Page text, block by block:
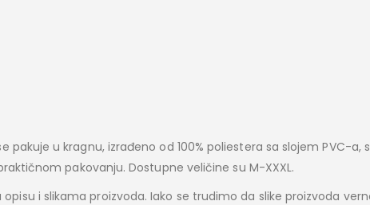
pakuje u kragnu, izrađeno od 100% poliestera sa slojem PVC-a,
pakovanju. Dostupne veličine su M-XXXL.
i slikama proizvoda. Iako se trudimo da slike proizvoda